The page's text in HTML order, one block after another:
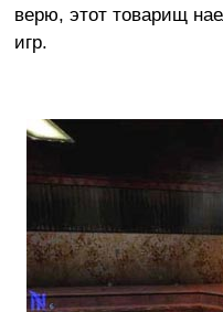
верю, этот товарищ
игр.